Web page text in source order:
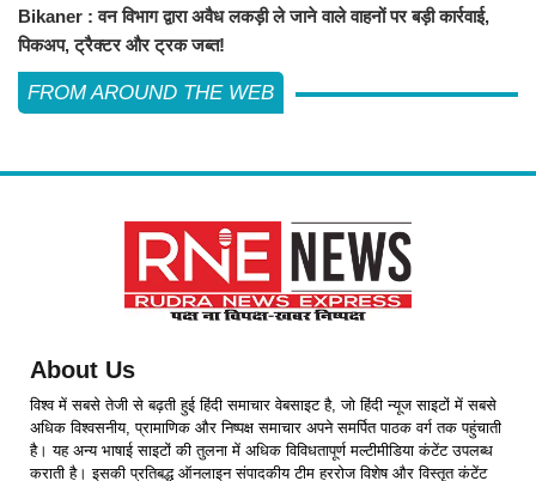
Bikaner : वन विभाग द्वारा अवैध लकड़ी ले जाने वाले वाहनों पर बड़ी कार्रवाई,
पिकअप, ट्रैक्टर और ट्रक जब्त!
FROM AROUND THE WEB
About Us
विश्व में सबसे तेजी से बढ़ती हुई हिंदी समाचार वेबसाइट है, जो हिंदी न्यूज साइटों में सबसे
अधिक विश्वसनीय, प्रामाणिक और निष्पक्ष समाचार अपने समर्पित पाठक वर्ग तक पहुंचाती
है। यह अन्य भाषाई साइटों की तुलना में अधिक विविधतापूर्ण मल्टीमीडिया कंटेंट उपलब्ध
कराती है। इसकी प्रतिबद्ध ऑनलाइन संपादकीय टीम हररोज विशेष और विस्तृत कंटेंट